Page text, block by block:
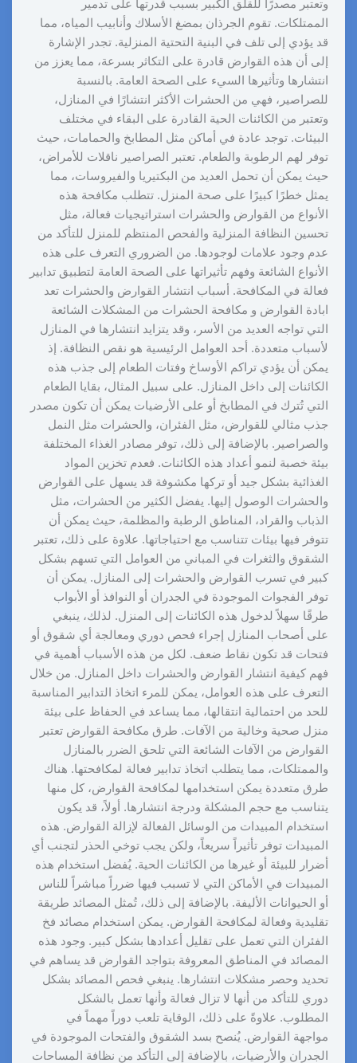
وتعتبر مصدرًا للقلق الكبير بسبب قدرتها على تدمير
الممتلكات. تقوم الجرذان بمضغ الأسلاك وأنابيب المياه، مما
قد يؤدي إلى تلف في البنية التحتية المنزلية. تجدر الإشارة
إلى أن هذه القوارض قادرة على التكاثر بسرعة، مما يعزز من
انتشارها وتأثيرها السيء على الصحة العامة. بالنسبة
للصراصير، فهي من الحشرات الأكثر انتشارًا في المنازل،
وتعتبر من الكائنات الحية القادرة على البقاء في مختلف
البيئات. توجد عادة في أماكن مثل المطابخ والحمامات، حيث
توفر لهم الرطوبة والطعام. تعتبر الصراصير ناقلات للأمراض،
حيث يمكن أن تحمل العديد من البكتيريا والفيروسات، مما
يمثل خطرًا كبيرًا على صحة المنزل. تتطلب مكافحة هذه
الأنواع من القوارض والحشرات استراتيجيات فعالة، مثل
تحسين النظافة المنزلية والفحص المنتظم للمنزل للتأكد من
عدم وجود علامات لوجودها. من الضروري التعرف على هذه
الأنواع الشائعة وفهم تأثيراتها على الصحة العامة لتطبيق تدابير
فعالة في المكافحة. أسباب انتشار القوارض والحشرات تعد
ابادة القوارض و مكافحة الحشرات من المشكلات الشائعة
التي تواجه العديد من الأسر، وقد يتزايد انتشارها في المنازل
لأسباب متعددة. أحد العوامل الرئيسية هو نقص النظافة. إذ
يمكن أن يؤدي تراكم الأوساخ وفتات الطعام إلى جذب هذه
الكائنات إلى داخل المنازل. على سبيل المثال، بقايا الطعام
التي تُترك في المطابخ أو على الأرضيات يمكن أن تكون مصدر
جذب مثالي للقوارض، مثل الفئران، والحشرات مثل النمل
والصراصير. بالإضافة إلى ذلك، توفر مصادر الغذاء المختلفة
بيئة خصبة لنمو أعداد هذه الكائنات. فعدم تخزين المواد
الغذائية بشكل جيد أو تركها مكشوفة قد يسهل على القوارض
والحشرات الوصول إليها. يفضل الكثير من الحشرات، مثل
الذباب والقراد، المناطق الرطبة والمظلمة، حيث يمكن أن
تتوفر فيها بيئات تتناسب مع احتياجاتها. علاوة على ذلك، تعتبر
الشقوق والثغرات في المباني من العوامل التي تسهم بشكل
كبير في تسرب القوارض والحشرات إلى المنازل. يمكن أن
توفر الفجوات الموجودة في الجدران أو النوافذ أو الأبواب
طرقًا سهلاً لدخول هذه الكائنات إلى المنزل. لذلك، ينبغي
على أصحاب المنازل إجراء فحص دوري ومعالجة أي شقوق أو
فتحات قد تكون نقاط ضعف. لكل من هذه الأسباب أهمية في
فهم كيفية انتشار القوارض والحشرات داخل المنازل. من خلال
التعرف على هذه العوامل، يمكن للمرء اتخاذ التدابير المناسبة
للحد من احتمالية انتقالها، مما يساعد في الحفاظ على بيئة
منزل صحية وخالية من الآفات. طرق مكافحة القوارض تعتبر
القوارض من الآفات الشائعة التي تلحق الضرر بالمنازل
والممتلكات، مما يتطلب اتخاذ تدابير فعالة لمكافحتها. هناك
طرق متعددة يمكن استخدامها لمكافحة القوارض، كل منها
يتناسب مع حجم المشكلة ودرجة انتشارها. أولاً، قد يكون
استخدام المبيدات من الوسائل الفعالة لإزالة القوارض. هذه
المبيدات توفر تأثيراً سريعاً، ولكن يجب توخي الحذر لتجنب أي
أضرار للبيئة أو غيرها من الكائنات الحية. يُفضل استخدام هذه
المبيدات في الأماكن التي لا تسبب فيها ضرراً مباشراً للناس
أو الحيوانات الأليفة. بالإضافة إلى ذلك، تُمثل المصائد طريقة
تقليدية وفعالة لمكافحة القوارض. يمكن استخدام مصائد فخ
الفئران التي تعمل على تقليل أعدادها بشكل كبير. وجود هذه
المصائد في المناطق المعروفة بتواجد القوارض قد يساهم في
تحديد وحصر مشكلات انتشارها. ينبغي فحص المصائد بشكل
دوري للتأكد من أنها لا تزال فعالة وأنها تعمل بالشكل
المطلوب. علاوةً على ذلك، الوقاية تلعب دوراً مهماً في
مواجهة القوارض. يُنصح بسد الشقوق والفتحات الموجودة في
الجدران والأرضيات، بالإضافة إلى التأكد من نظافة المساحات